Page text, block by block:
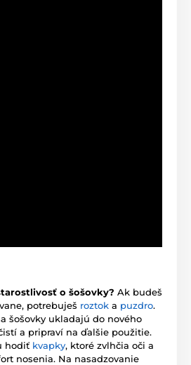
o šošovky? Ak budeš
potrebuješ roztok a puzdro.
šošovky ukladajú do nového
a pripraví na ďalšie použitie.
hodiť kvapky, ktoré zvlhčia oči a
nosenia. Na nasadzovanie